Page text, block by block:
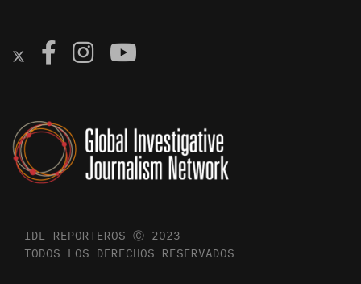
IDL-REPORTEROS Ⓒ 2023
TODOS LOS DERECHOS RESERVADOS